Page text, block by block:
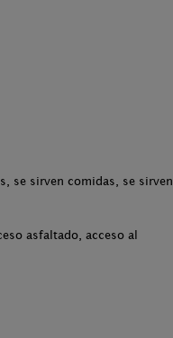
se sirven comidas, se sirven
asfaltado, acceso al